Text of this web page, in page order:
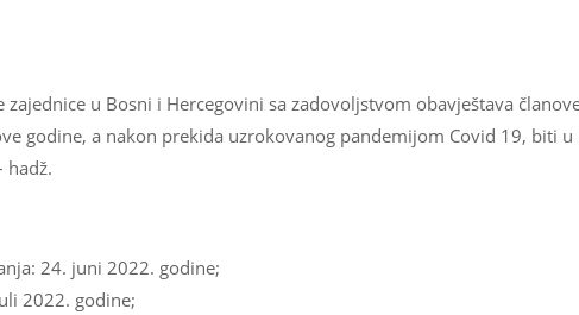
zajednice u Bosni i Hercegovini sa zadovoljstvom obavještava
godine, a nakon prekida uzrokovanog pandemijom Covid 19, biti u
hadž.
24. juni 2022. godine;
2022. godine;